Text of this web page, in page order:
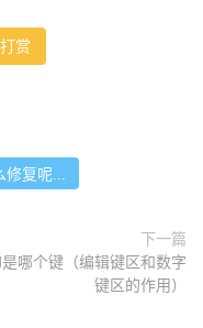
打赏
复呢...
下一篇
哪个键（编辑键区和数字
键区的作用）